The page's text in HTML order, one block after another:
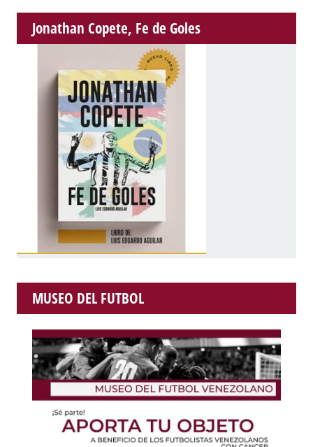
Jonathan Copete, Fe de Goles
MUSEO DEL FUTBOL